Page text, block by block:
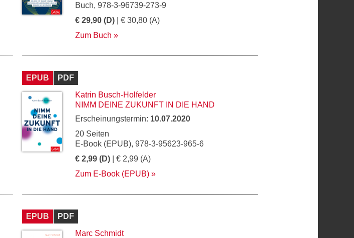
Buch, 978-3-96739-273-9
€ 29,90 (D) | € 30,80 (A)
Zum Buch
EPUB
PDF
Katrin Busch-Holfelder
NIMM DEINE ZUKUNFT IN DIE HAND
Erscheinungstermin: 10.07.2020
20 Seiten
E-Book (EPUB), 978-3-95623-965-6
€ 2,99 (D) | € 2,99 (A)
Zum E-Book (EPUB)
EPUB
PDF
Marc Schmidt